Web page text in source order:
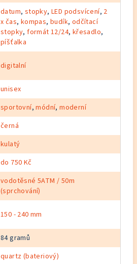
datum, stopky,LED podsvícení, 2
x čas, kompas,budík, odčítací
stopky,formát 12/24, křesadlo,
píšťalka
digitalní
unisex
sportovní,módní,moderní
černá
kulatý
do 750 Kč
vodotěsné 5ATM / 50m
(sprchování)
150 - 240 mm
84 gramů
quartz (bateriový)